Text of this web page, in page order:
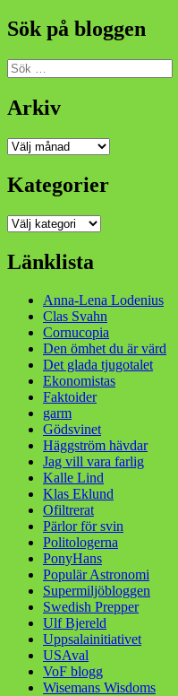
Sök på bloggen
Sök
efter:
Arkiv
Arkiv
Kategorier
Kategorier
Länklista
Anna-Lena Lodenius
Clas Svahn
Cornucopia
Den ömhet du är värd
Det glada tjugotalet
Ekonomistas
Faktoider
garm
Gödsvinet
Häggström hävdar
Jag vill vara farlig
Kalle Lind
Klas Eklund
Ofiltrerat
Pärlor för svin
Politologerna
PonyHans
Populär Astronomi
Supermiljöbloggen
Swedish Prepper
Ulf Bjereld
Uppsalainitiativet
USAval
VoF blogg
Wisemans Wisdoms